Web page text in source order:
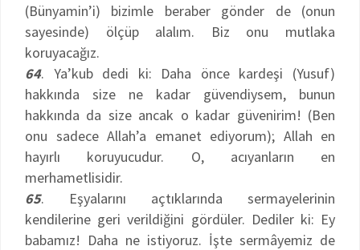
(Bünyamin’i) bizimle beraber gönder de (onun
sayesinde) ölçüp alalım. Biz onu mutlaka
koruyacağız.
64. Ya’kub dedi ki: Daha önce kardeşi (Yusuf)
hakkında size ne kadar güvendiysem, bunun
hakkında da size ancak o kadar güvenirim! (Ben
onu sadece Allah’a emanet ediyorum); Allah en
hayırlı koruyucudur. O, acıyanların en
merhametlisidir.
65. Eşyalarını açtıklarında sermayelerinin
kendilerine geri verildiğini gördüler. Dediler ki: Ey
babamız! Daha ne istiyoruz. İşte sermâyemiz de